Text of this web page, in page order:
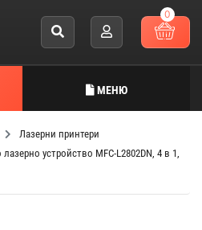
0
МЕНЮ
Лазерни принтери
устройство MFC-L2802DN, 4 в 1,